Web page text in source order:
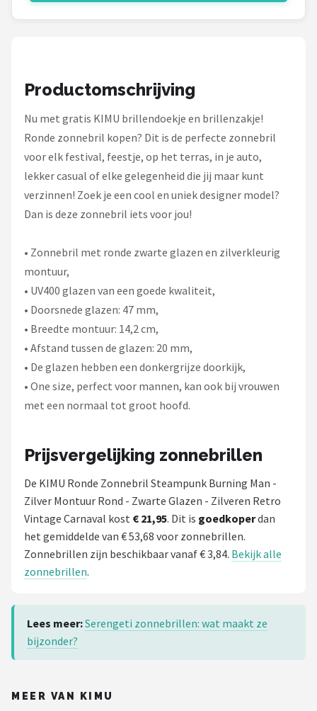
Productomschrijving
Nu met gratis KIMU brillendoekje en brillenzakje!
Ronde zonnebril kopen? Dit is de perfecte zonnebril
voor elk festival, feestje, op het terras, in je auto,
lekker casual of elke gelegenheid die jij maar kunt
verzinnen! Zoek je een cool en uniek designer model?
Dan is deze zonnebril iets voor jou!
• Zonnebril met ronde zwarte glazen en zilverkleurig
montuur,
• UV400 glazen van een goede kwaliteit,
• Doorsnede glazen: 47 mm,
• Breedte montuur: 14,2 cm,
• Afstand tussen de glazen: 20 mm,
• De glazen hebben een donkergrijze doorkijk,
• One size, perfect voor mannen, kan ook bij vrouwen
met een normaal tot groot hoofd.
Prijsvergelijking zonnebrillen
De KIMU Ronde Zonnebril Steampunk Burning Man -
Zilver Montuur Rond - Zwarte Glazen - Zilveren Retro
Vintage Carnaval kost € 21,95. Dit is goedkoperdan
het gemiddelde van € 53,68 voor zonnebrillen.
Zonnebrillen zijn beschikbaar vanaf € 3,84. Bekijk alle
zonnebrillen.
Lees meer:Serengeti zonnebrillen: wat maakt ze
bijzonder?
MEER VAN KIMU